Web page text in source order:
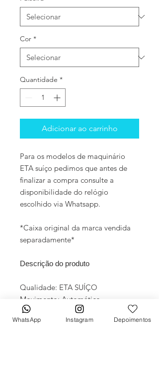
Cor *
Quantidade *
Adicionar ao carrinho
Para os modelos de maquinário
ETA suíço pedimos que antes de
finalizar a compra consulte a
disponibilidade do relógio
escolhido via Whatsapp.
*Caixa original da marca vendida
separadamente*
Descrição do produto
Qualidade: ETA SUÍÇO
Movimento: Automático
Diâmetro: 40mm
Vidro: Cristal Safira
WhatsApp Instagram Depoimentos